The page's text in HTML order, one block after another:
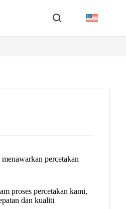
menawarkan percetakan
proses percetakan kami,
dan kualiti